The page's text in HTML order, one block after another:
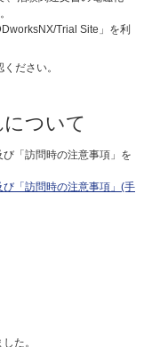
Trial Site 」を利
ださい。
ついて
び「訪問時の注意事項」を
び「訪問時の注意事項」(手
た。